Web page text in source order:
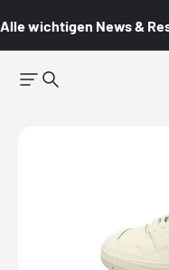
Alle wichtigen News &